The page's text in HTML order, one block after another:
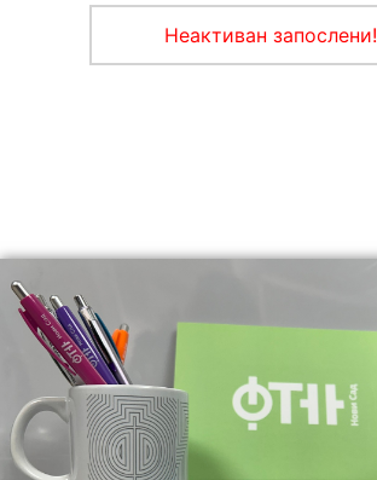
Неактиван запослени!